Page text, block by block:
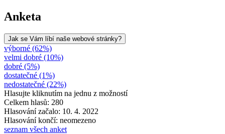
Anketa
Jak se Vám líbí naše webové stránky?
výborné (62%)
velmi dobré (10%)
dobré (5%)
dostatečné (1%)
nedostatečné (22%)
Hlasujte kliknutím na jednu z možností
Celkem hlasů: 280
Hlasování začalo: 10. 4. 2022
Hlasování končí: neomezeno
seznam všech anket